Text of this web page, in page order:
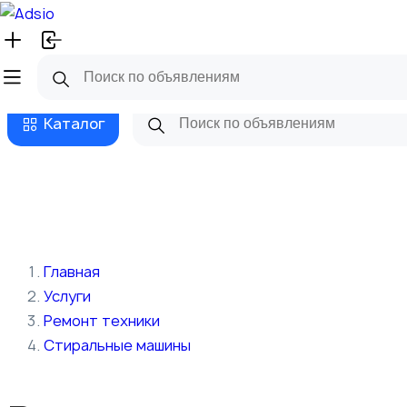
Русский
Каталог
Главная
Услуги
Ремонт техники
Стиральные машины